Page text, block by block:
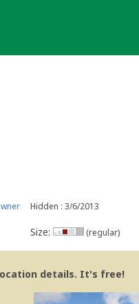
Hidden : 3/6/2013
Size: (regular)
details. It's free!